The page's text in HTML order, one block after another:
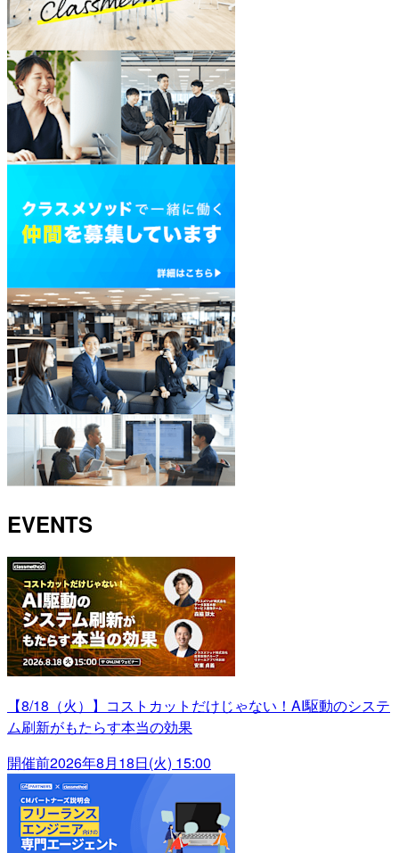
EVENTS
【8/18（火）】コストカットだけじゃない！AI駆動のシステ
ム刷新がもたらす本当の効果
開催前2026年8月18日(火) 15:00